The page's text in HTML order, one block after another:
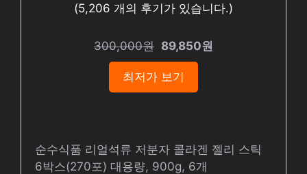
(5,206 개의 후기가 있습니다.)
300,000원 89,850원
최저가 보기
순수식품 리얼석류 저분자 콜라겐 젤리 스틱
6박스(270포) 대용량, 900g, 6개